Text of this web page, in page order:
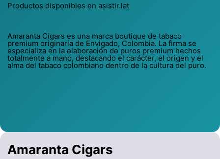
Amaranta Cigars
Productos disponibles en asistir.lat
Amaranta Cigars es una marca boutique de tabaco
premium originaria de Envigado, Colombia. La firma se
especializa en la elaboración de puros premium hechos
totalmente a mano, destacando el carácter, el origen y el
alma del tabaco colombiano dentro de la cultura del puro.